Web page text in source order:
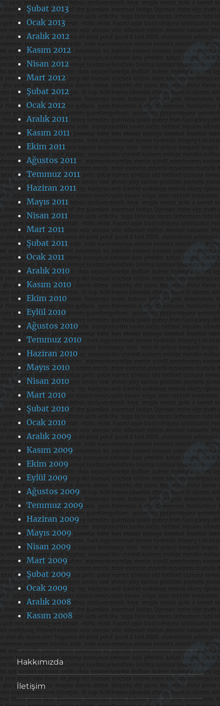
Şubat 2013
Ocak 2013
Aralık 2012
Kasım 2012
Nisan 2012
Mart 2012
Şubat 2012
Ocak 2012
Aralık 2011
Kasım 2011
Ekim 2011
Ağustos 2011
Temmuz 2011
Haziran 2011
Mayıs 2011
Nisan 2011
Mart 2011
Şubat 2011
Ocak 2011
Aralık 2010
Kasım 2010
Ekim 2010
Eylül 2010
Ağustos 2010
Temmuz 2010
Haziran 2010
Mayıs 2010
Nisan 2010
Mart 2010
Şubat 2010
Ocak 2010
Aralık 2009
Kasım 2009
Ekim 2009
Eylül 2009
Ağustos 2009
Temmuz 2009
Haziran 2009
Mayıs 2009
Nisan 2009
Mart 2009
Şubat 2009
Ocak 2009
Aralık 2008
Kasım 2008
Hakkımızda
İletişim